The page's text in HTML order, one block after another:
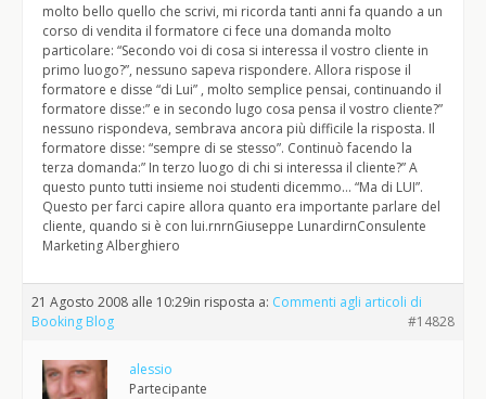
molto bello quello che scrivi, mi ricorda tanti anni fa quando a un
corso di vendita il formatore ci fece una domanda molto
particolare: “Secondo voi di cosa si interessa il vostro cliente in
primo luogo?”, nessuno sapeva rispondere. Allora rispose il
formatore e disse “di Lui” , molto semplice pensai, continuando il
formatore disse:” e in secondo lugo cosa pensa il vostro cliente?”
nessuno rispondeva, sembrava ancora più difficile la risposta. Il
formatore disse: “sempre di se stesso”. Continuò facendo la
terza domanda:” In terzo luogo di chi si interessa il cliente?” A
questo punto tutti insieme noi studenti dicemmo… “Ma di LUI”.
Questo per farci capire allora quanto era importante parlare del
cliente, quando si è con lui.rnrnGiuseppe LunardirnConsulente
Marketing Alberghiero
21 Agosto 2008 alle 10:29in risposta a: Commenti agli articoli di
Booking Blog
#14828
alessio
Partecipante